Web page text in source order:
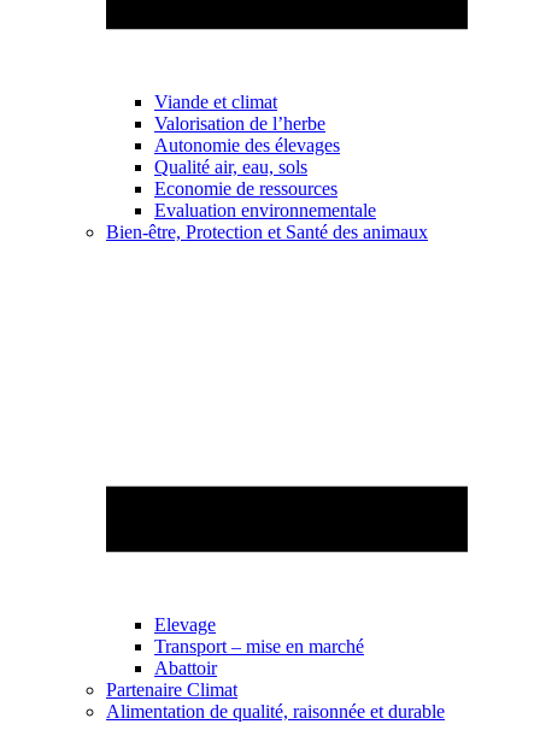
Viande et climat
Valorisation de l’herbe
Autonomie des élevages
Qualité air, eau, sols
Economie de ressources
Evaluation environnementale
Bien-être, Protection et Santé des animaux
Elevage
Transport – mise en marché
Abattoir
Partenaire Climat
Alimentation de qualité, raisonnée et durable